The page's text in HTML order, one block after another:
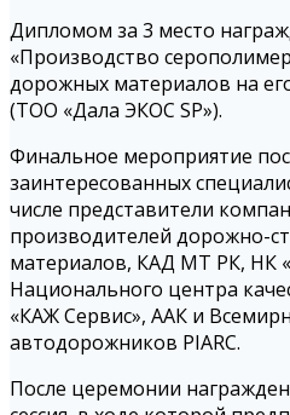
Дипломом за 3 место
«Производство
дорожных материалов на
(ТОО «Дала ЭКОС SP»).
Финальное мероприятие
заинтересованных
числе представители
производителей дорожно-
материалов, КАД МТ РК, НК
Национального центра
«КАЖ Сервис», ААК и
автодорожников PIARC.
После церемонии